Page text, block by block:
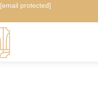
[email protected]